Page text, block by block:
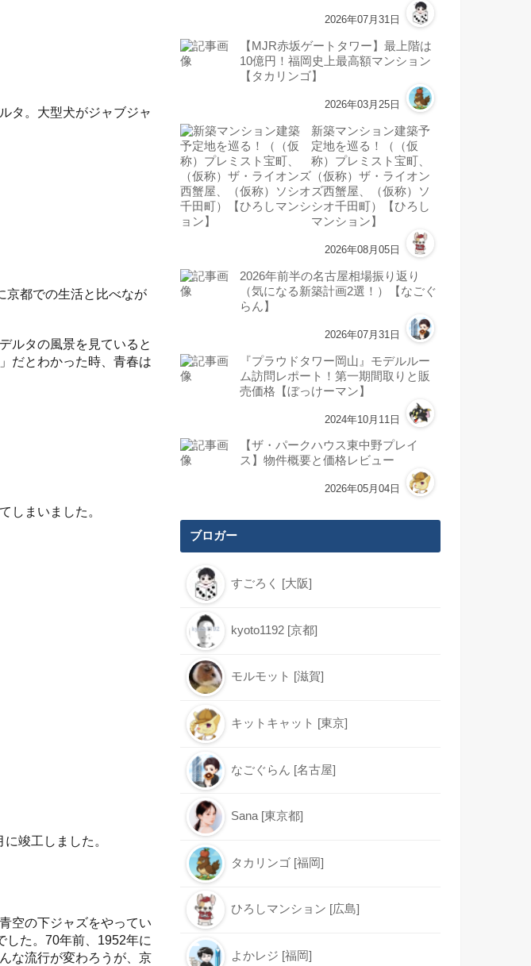
タ。大型犬がジャブジャ
京都での生活と比べなが
ルタの風景を見ていると
だとわかった時、青春は
しまいました。
竣工しました。
空の下ジャズをやってい
した。70年前、1952年に
な流行が変わろうが、京
2026年07月31日
【MJR赤坂ゲートタワー】最上階は
10億円！福岡史上最高額マンション
【タカリンゴ】
2026年03月25日
新築マンション建築予
定地を巡る！（（仮
称）プレミスト宝町、
（仮称）ザ・ライオン
ズ西蟹屋、（仮称）ソ
シオ千田町）【ひろし
マンション】
2026年08月05日
2026年前半の名古屋相場振り返り
（気になる新築計画2選！）【なごぐ
らん】
2026年07月31日
『プラウドタワー岡山』モデルルー
ム訪問レポート！第一期間取りと販
売価格【ぼっけーマン】
2024年10月11日
【ザ・パークハウス東中野プレイ
ス】物件概要と価格レビュー
2026年05月04日
ブロガー
すごろく [大阪]
kyoto1192 [京都]
モルモット [滋賀]
キットキャット [東京]
なごぐらん [名古屋]
Sana [東京都]
タカリンゴ [福岡]
ひろしマンション [広島]
よかレジ [福岡]